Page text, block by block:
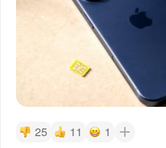
25 11 1